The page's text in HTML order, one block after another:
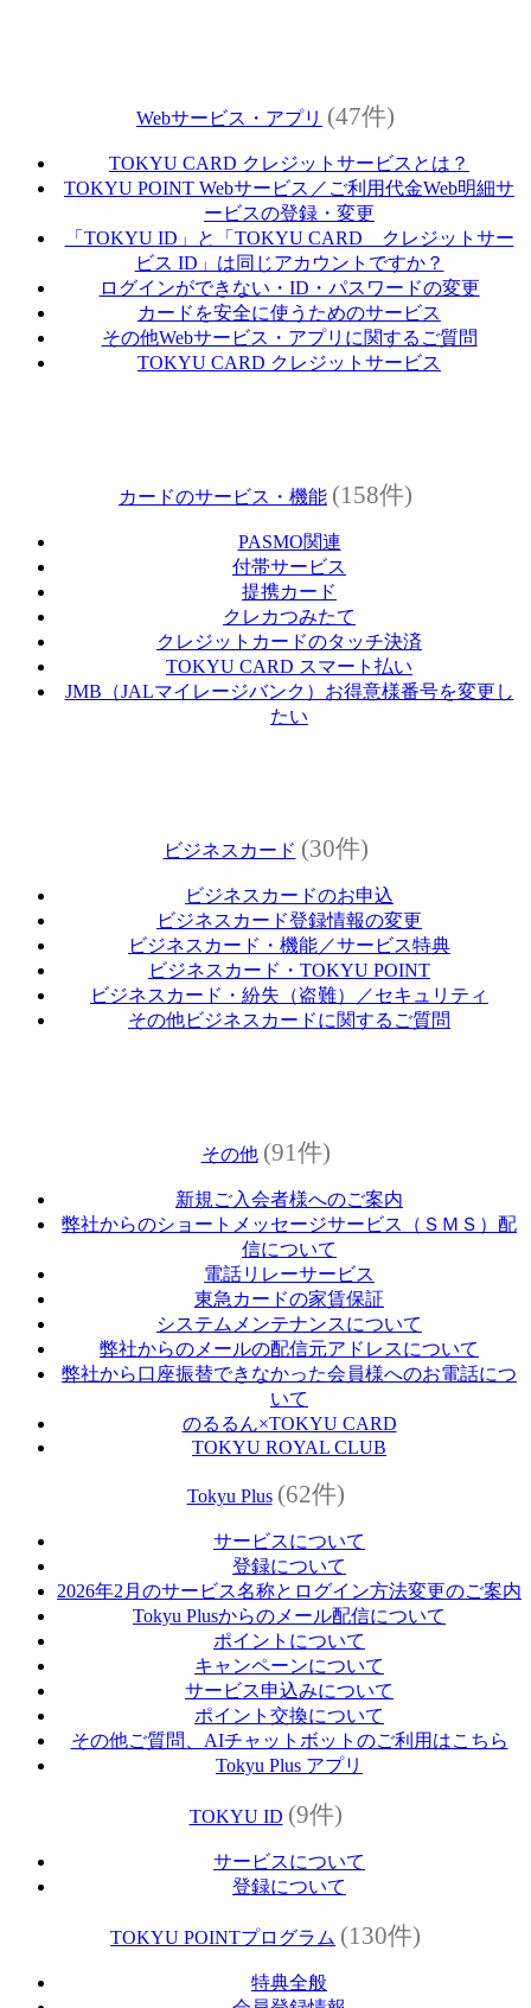
Webサービス・アプリ (47件)
TOKYU CARD クレジットサービスとは？
TOKYU POINT Webサービス／ご利用代金Web明細サ
ービスの登録・変更
「TOKYU ID」と「TOKYU CARD クレジットサー
ビス ID」は同じアカウントですか？
ログインができない・ID・パスワードの変更
カードを安全に使うためのサービス
その他Webサービス・アプリに関するご質問
TOKYU CARD クレジットサービス
カードのサービス・機能 (158件)
PASMO関連
付帯サービス
提携カード
クレカつみたて
クレジットカードのタッチ決済
TOKYU CARD スマート払い
JMB（JALマイレージバンク）お得意様番号を変更し
たい
ビジネスカード (30件)
ビジネスカードのお申込
ビジネスカード登録情報の変更
ビジネスカード・機能／サービス特典
ビジネスカード・TOKYU POINT
ビジネスカード・紛失（盗難）／セキュリティ
その他ビジネスカードに関するご質問
その他 (91件)
新規ご入会者様へのご案内
弊社からのショートメッセージサービス（ＳＭＳ）配
信について
電話リレーサービス
東急カードの家賃保証
システムメンテナンスについて
弊社からのメールの配信元アドレスについて
弊社から口座振替できなかった会員様へのお電話につ
いて
のるるん×TOKYU CARD
TOKYU ROYAL CLUB
Tokyu Plus (62件)
サービスについて
登録について
2026年2月のサービス名称とログイン方法変更のご案内
Tokyu Plusからのメール配信について
ポイントについて
キャンペーンについて
サービス申込みについて
ポイント交換について
その他ご質問、AIチャットボットのご利用はこちら
Tokyu Plus アプリ
TOKYU ID (9件)
サービスについて
登録について
TOKYU POINTプログラム (130件)
特典全般